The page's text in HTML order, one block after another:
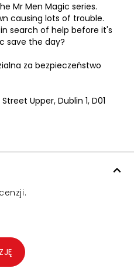
Mr Men Magic series.
causing lots of trouble.
search of help before it's
save the day?
za bezpieczeństwo
Upper, Dublin 1, D01